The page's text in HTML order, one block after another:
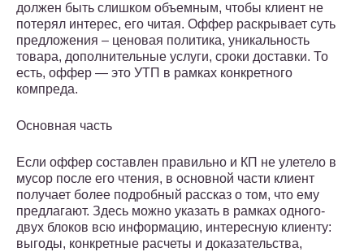
должен быть слишком объемным, чтобы клиент не
потерял интерес, его читая. Оффер раскрывает суть
предложения – ценовая политика, уникальность
товара, дополнительные услуги, сроки доставки. То
есть, оффер — это УТП в рамках конкретного
компреда.
Основная часть
Если оффер составлен правильно и КП не улетело в
мусор после его чтения, в основной части клиент
получает более подробный рассказ о том, что ему
предлагают. Здесь можно указать в рамках одного-
двух блоков всю информацию, интересную клиенту:
выгоды, конкретные расчеты и доказательства,